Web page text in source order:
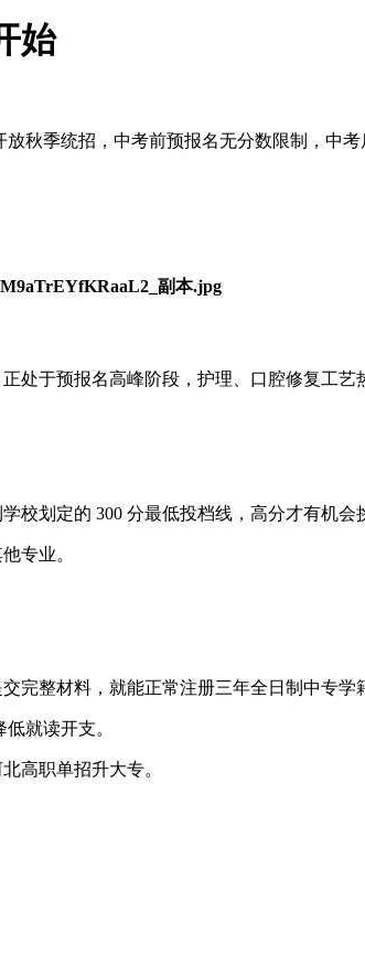
始
秋季统招，中考前预报名无分数限制，中
处于预报名高峰阶段，护理、口腔修复工艺
划定的 300 分最低投档线，高分才有机会
专业。
完整材料，就能正常注册三年全日制中专学
就读开支。
高职单招升大专。